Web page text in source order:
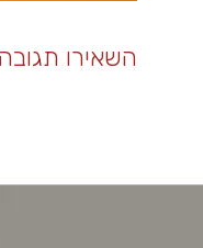
השאירו תגובה